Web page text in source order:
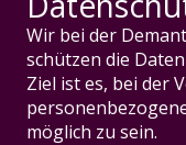
Wir bei der
schützen die
Ziel ist es, bei der
möglich zu sein.